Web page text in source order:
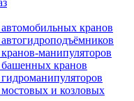
кранов
манипуляторов
кранов
и козловых